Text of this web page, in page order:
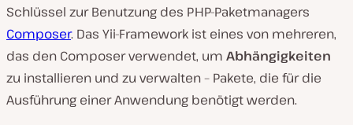
Schlüssel zur Benutzung des PHP-Paketmanagers
Composer. Das Yii-Framework ist eines von mehreren,
das den Composer verwendet, um Abhängigkeiten
zu installieren und zu verwalten – Pakete, die für die
Ausführung einer Anwendung benötigt werden.